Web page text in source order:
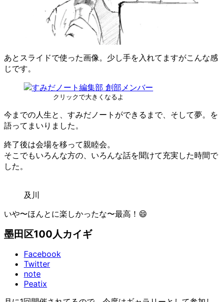
あとスライドで使った画像。少し手を入れてますがこんな感
じです。
クリックで大きくなるよ
今までの人生と、すみだノートができるまで、そして夢。を
語ってまいりました。
終了後は会場を移って親睦会。
そこでもいろんな方の、いろんな話を聞けて充実した時間で
した。
及川
いや〜ほんとに楽しかったな〜最高！😄
墨田区100人カイギ
Facebook
Twitter
note
Peatix